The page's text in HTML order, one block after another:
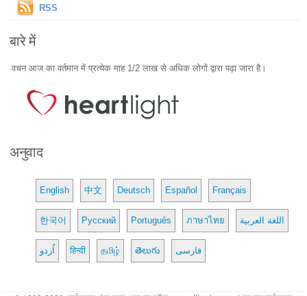
RSS
बारे में
वचन आज का वर्तमान में प्रत्येक माह 1/2 लाख से अधिक लोगों द्वारा पढ़ा जारा है।
अनुवाद
English 中文 Deutsch Español Français
한국어 Русский Português ภาษาไทย اللغة العربية
اُردو हिन्दी தமிழ் తెలుగు فارسی